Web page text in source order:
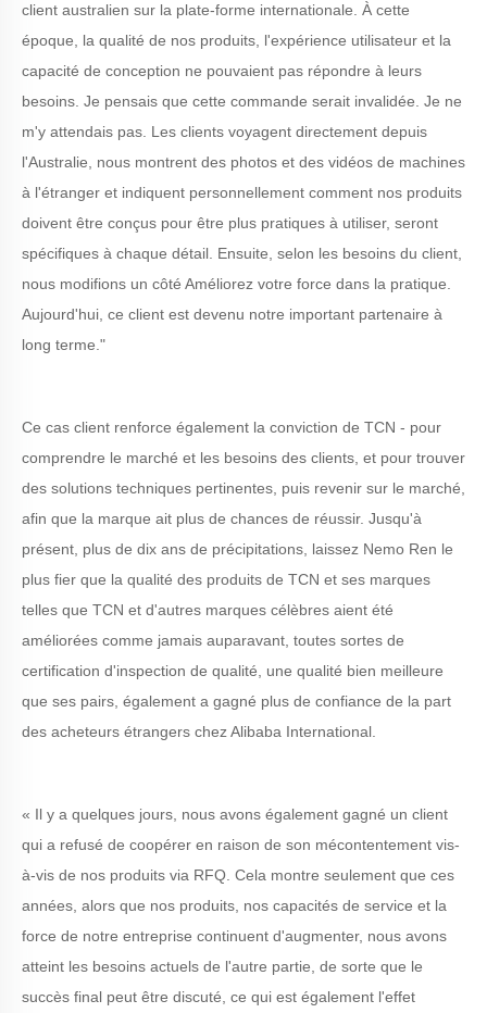
client australien sur la plate-forme internationale. À cette
époque, la qualité de nos produits, l'expérience utilisateur et la
capacité de conception ne pouvaient pas répondre à leurs
besoins. Je pensais que cette commande serait invalidée. Je ne
m'y attendais pas. Les clients voyagent directement depuis
l'Australie, nous montrent des photos et des vidéos de machines
à l'étranger et indiquent personnellement comment nos produits
doivent être conçus pour être plus pratiques à utiliser, seront
spécifiques à chaque détail. Ensuite, selon les besoins du client,
nous modifions un côté Améliorez votre force dans la pratique.
Aujourd'hui, ce client est devenu notre important partenaire à
long terme."
Ce cas client renforce également la conviction de TCN - pour
comprendre le marché et les besoins des clients, et pour trouver
des solutions techniques pertinentes, puis revenir sur le marché,
afin que la marque ait plus de chances de réussir. Jusqu'à
présent, plus de dix ans de précipitations, laissez Nemo Ren le
plus fier que la qualité des produits de TCN et ses marques
telles que TCN et d'autres marques célèbres aient été
améliorées comme jamais auparavant, toutes sortes de
certification d'inspection de qualité, une qualité bien meilleure
que ses pairs, également a gagné plus de confiance de la part
des acheteurs étrangers chez Alibaba International.
« Il y a quelques jours, nous avons également gagné un client
qui a refusé de coopérer en raison de son mécontentement vis-
à-vis de nos produits via RFQ. Cela montre seulement que ces
années, alors que nos produits, nos capacités de service et la
force de notre entreprise continuent d'augmenter, nous avons
atteint les besoins actuels de l'autre partie, de sorte que le
succès final peut être discuté, ce qui est également l'effet